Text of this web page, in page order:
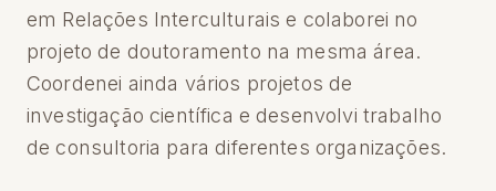
em Relações Interculturais e colaborei no
projeto de doutoramento na mesma área.
Coordenei ainda vários projetos de
investigação científica e desenvolvi trabalho
de consultoria para diferentes organizações.